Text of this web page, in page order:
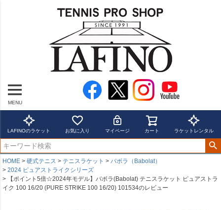
MENU
LAFINOのラケット お気に入り マイページ カート ラケットレンタル
HOME 硬式テニス テニスラケット
バボラ（Babolat）
2024 ピュアストライクシリーズ
【ポイント5倍☆2024年モデル】バボラ(Babolat) テニスラケット ピュアストラ
イク 100 16/20 (PURE STRIKE 100 16/20) 101534のレビュー